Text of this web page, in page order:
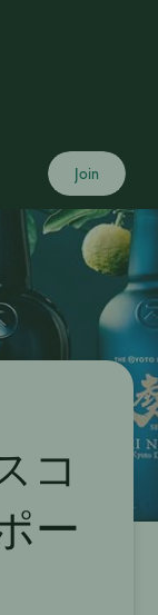
Join
コ
ー